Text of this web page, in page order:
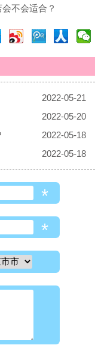
不会适合？
2022-05-21
2022-05-20
2022-05-18
2022-05-18
*
*